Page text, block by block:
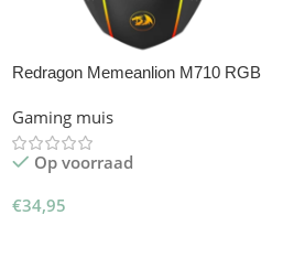
Redragon Memeanlion M710 RGB
Gaming muis
Op voorraad
€34,95